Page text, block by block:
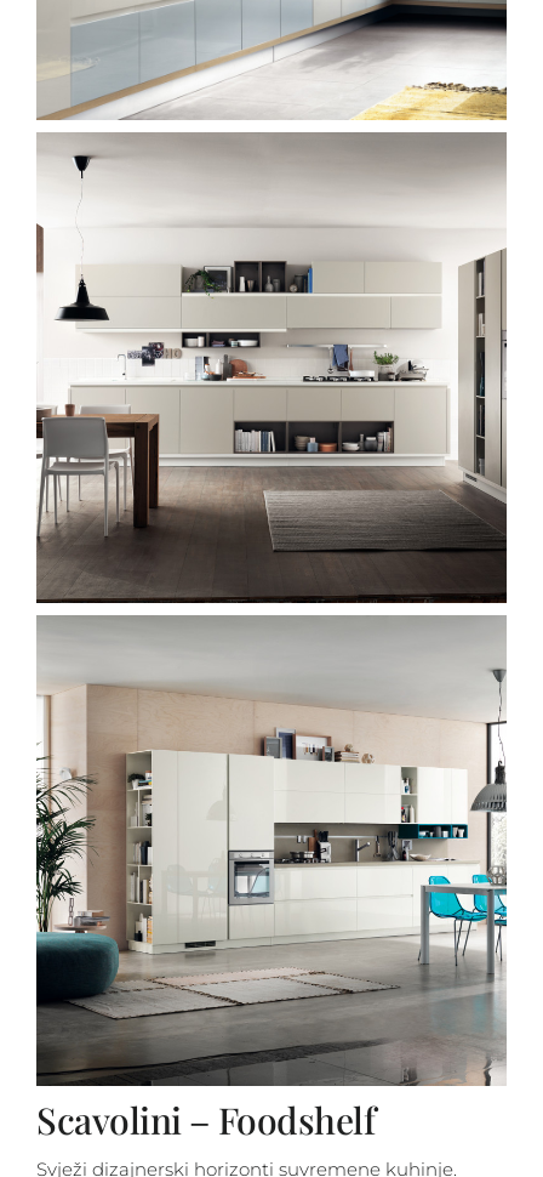
Scavolini – Foodshelf
Svježi dizajnerski horizonti suvremene kuhinje.